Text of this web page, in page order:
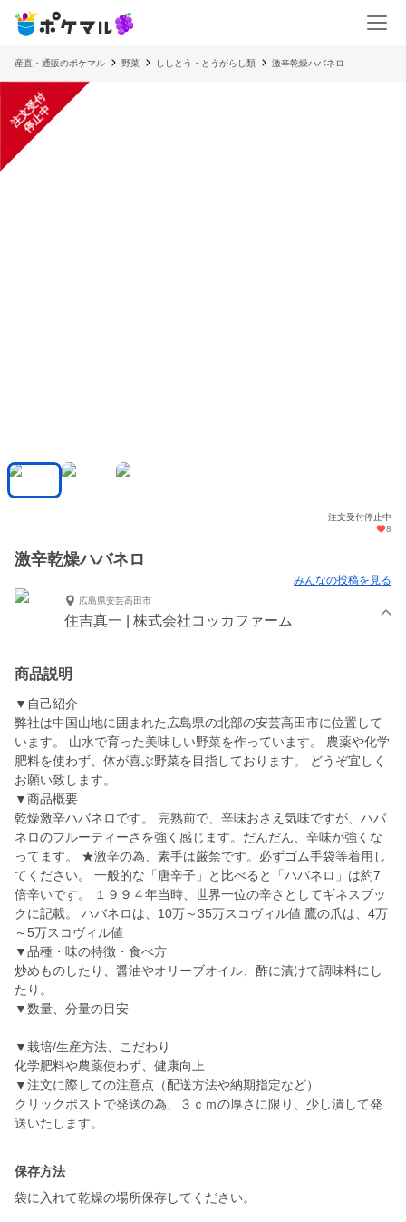
産直・通販のポケマル 野菜 ししとう・とうがらし類 激辛乾燥ハバネロ
注
文
受
付
停
止
中
注文受付停止中
8
激辛乾燥ハバネロ
みんなの投稿を見る
広島県安芸高田市
住吉真一 | 株式会社コッカファーム
商品説明
▼自己紹介
弊社は中国山地に囲まれた広島県の北部の安芸高田市に位置して
います。 山水で育った美味しい野菜を作っています。 農薬や化学
肥料を使わず、体が喜ぶ野菜を目指しております。 どうぞ宜しく
お願い致します。
▼商品概要
乾燥激辛ハバネロです。 完熟前で、辛味おさえ気味ですが、ハバ
ネロのフルーティーさを強く感じます。だんだん、辛味が強くな
ってます。 ★激辛の為、素手は厳禁です。必ずゴム手袋等着用し
てください。 一般的な「唐辛子」と比べると「ハバネロ」は約7
倍辛いです。 １９９４年当時、世界一位の辛さとしてギネスブッ
クに記載。 ハバネロは、10万～35万スコヴィル値 鷹の爪は、4万
～5万スコヴィル値
▼品種・味の特徴・食べ方
炒めものしたり、醤油やオリーブオイル、酢に漬けて調味料にし
たり。
▼数量、分量の目安
▼栽培/生産方法、こだわり
化学肥料や農薬使わず、健康向上
▼注文に際しての注意点（配送方法や納期指定など）
クリックポストで発送の為、３ｃｍの厚さに限り、少し潰して発
送いたします。
保存方法
袋に入れて乾燥の場所保存してください。